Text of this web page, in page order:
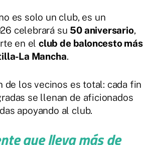
es solo un club, es un
celebrará su 50 aniversario,
en elclub de baloncesto más
La Mancha.
de los vecinos es total: cada fin
se llenan de aficionados
apoyando al club.
que lleva más de